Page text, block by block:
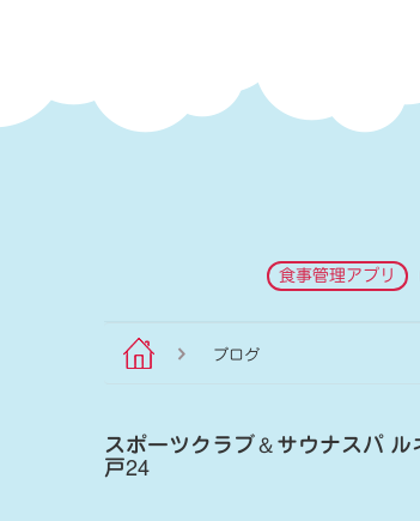
食事管理アプリ
ブログ
スポーツクラブ＆サウナスパ ル
戸24